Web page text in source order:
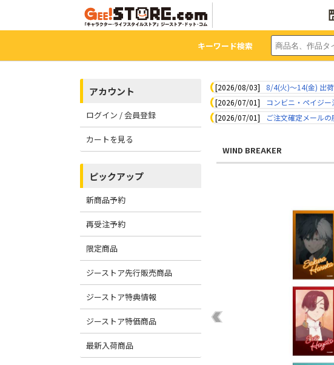
キーワード検索
アカウント
ログイン / 会員登録
カートを見る
ピックアップ
新商品予約
再受注予約
限定商品
ジーストア先行販売商品
ジーストア特典情報
ジーストア特価商品
最新入荷商品
[2026/08/03]
8/4(火)～14(金) 出
[2026/07/01]
コンビニ・ペイジ
[2026/07/01]
ご注文確定メール
WIND BREAKER